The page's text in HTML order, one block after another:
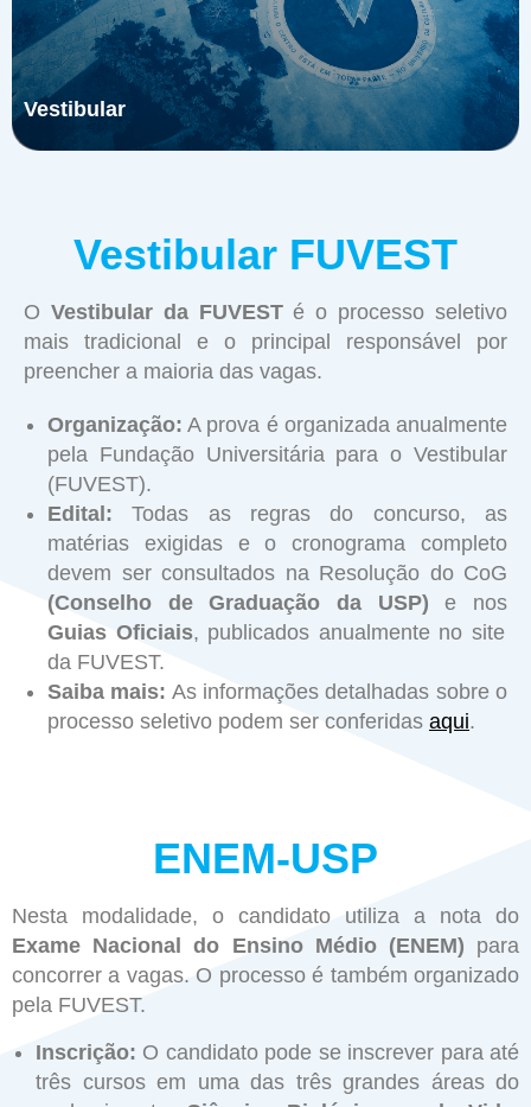
Vestibular
Vestibular FUVEST
O Vestibular da FUVESTé o processo seletivo
mais tradicional e o principal responsável por
preencher a maioria das vagas.
Organização: A prova é organizada anualmente
pela Fundação Universitária para o Vestibular
(FUVEST).
Edital: Todas as regras do concurso, as
matérias exigidas e o cronograma completo
devem ser consultados na Resolução do CoG
(Conselho de Graduação da USP)e nos
Guias Oficiais, publicados anualmente no site
da FUVEST.
Saiba mais: As informações detalhadas sobre o
processo seletivo podem ser conferidas aqui.
ENEM-USP
Nesta modalidade, o candidato utiliza a nota do
Exame Nacional do Ensino Médio (ENEM) para
concorrer a vagas. O processo é também organizado
pela FUVEST.
Inscrição: O candidato pode se inscrever para até
três cursos em uma das três grandes áreas do